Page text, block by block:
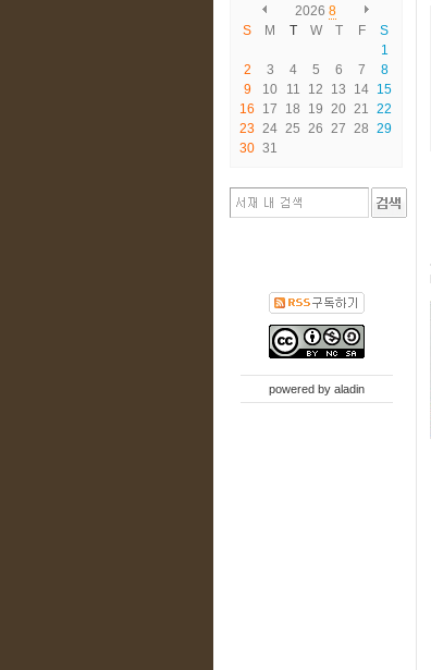
2026 8
S
M T W T F
S
1
2
3 4 5 6 7
8
9
10 11 12 13 14 15
16
17 18 19 20 21
22
23 24 25 26 27 28 29
30 31
powered by aladin